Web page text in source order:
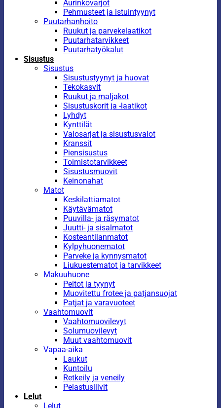
Aurinkovarjot
Pehmusteet ja istuintyynyt
Puutarhanhoito
Ruukut ja parvekelaatikot
Puutarhatarvikkeet
Puutarhatyökalut
Sisustus
Sisustus
Sisustustyynyt ja huovat
Tekokasvit
Ruukut ja maljakot
Sisustuskorit ja -laatikot
Lyhdyt
Kynttilät
Valosarjat ja sisustusvalot
Kranssit
Piensisustus
Toimistotarvikkeet
Sisustusmuovit
Keinonahat
Matot
Keskilattiamatot
Käytävämatot
Puuvilla- ja räsymatot
Juutti- ja sisalmatot
Kosteantilanmatot
Kylpyhuonematot
Parveke ja kynnysmatot
Liukuestematot ja tarvikkeet
Makuuhuone
Peitot ja tyynyt
Muovitettu frotee ja patjansuojat
Patjat ja varavuoteet
Vaahtomuovit
Vaahtomuovilevyt
Solumuovilevyt
Muut vaahtomuovit
Vapaa-aika
Laukut
Kuntoilu
Retkeily ja veneily
Pelastusliivit
Lelut
Lelut